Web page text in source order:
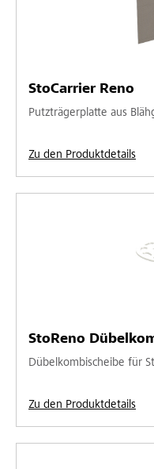
StoCarrier Reno
Putzträgerplatte aus
Zu den Produktdetails
StoReno
Dübelkombischeibe für
Zu den Produktdetails